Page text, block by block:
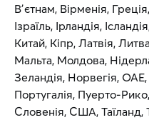
Вʼєтнам, Вірменія,
Ізраїль, Ірландія,
Китай, Кіпр, Латвія,
Мальта, Молдова,
Зеландія, Норвегія,
Португалія, Пуерто-
Словенія, США, Таїланд,